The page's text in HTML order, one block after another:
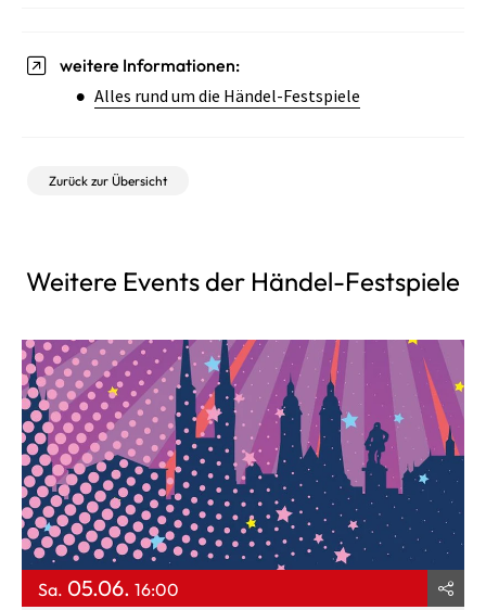
weitere Informationen:
Alles rund um die Händel-Festspiele
Zurück zur Übersicht
Weitere Events der Händel-Festspiele
Sa. 05.06. 16:00